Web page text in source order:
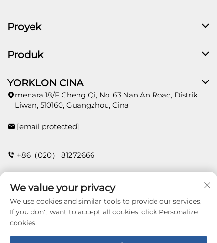
Proyek
Produk
YORKLON CINA
menara 18/F Cheng Qi, No. 63 Nan An Road, Distrik
Liwan, 510160, Guangzhou, Cina
[email protected]
+86（020） 81272666
HUBUNGI
Copyright © 2026 Guangzhou Yorklon Wallcoverings
We value your privacy
We use cookies and similar tools to provide our services.
If you don't want to accept all cookies, click Personalize
cookies.